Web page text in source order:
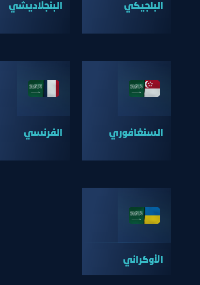
البلجيكي البنجلاديشي
السنغافوري الفرنسي
الأوكراني